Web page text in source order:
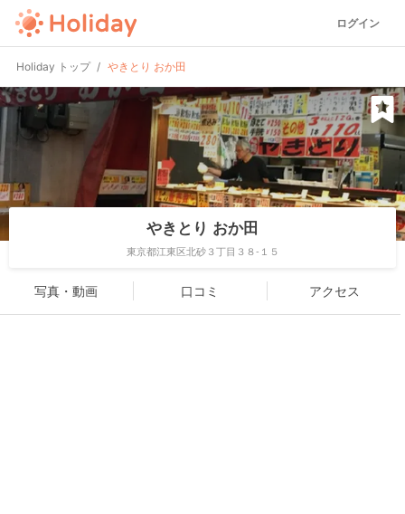
ログイン
Holiday トップ やきとり おか田
やきとり おか田
東京都江東区北砂３丁目３８-１５
写真・動画 口コミ アクセス